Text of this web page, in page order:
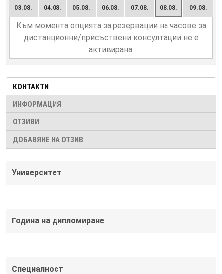
03.08. 04.08. 05.08. 06.08. 07.08. 08.08. 09.08.
Към момента опцията за резервации на часове за
дистанционни/присъствени консултации не е
активирана.
КОНТАКТИ
ИНФОРМАЦИЯ
ОТЗИВИ
ДОБАВЯНЕ НА ОТЗИВ
Университет
Година на дипломиране
Специалност